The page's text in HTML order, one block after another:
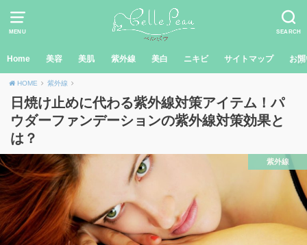
MENU SEARCH
Home 美容 美肌 紫外線 美白 ニキビ サイトマップ お
HOME 紫外線
日焼け止めに代わる紫外線対策アイテム！パ
ウダーファンデーションの紫外線対策効果と
は？
紫外線